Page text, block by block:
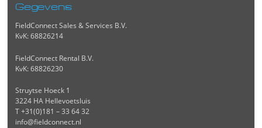
Gegevens
FieldConnect Sales & Services B.V.
KvK: 68826214
FieldConnect Rental B.V.
KvK: 68826230
Struytse Hoeck 1
3224 HA Hellevoetsluis
T +31(0)181 – 33 64 32
info@fieldconnect.nl